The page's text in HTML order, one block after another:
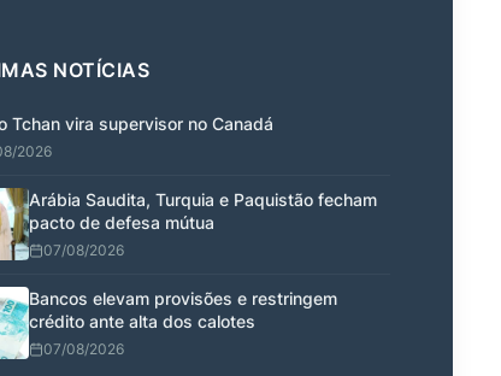
NOTÍCIAS
Tchan vira supervisor no Canadá
2026
Arábia Saudita, Turquia e Paquistão fecham
pacto de defesa mútua
07/08/2026
Bancos elevam provisões e restringem
crédito ante alta dos calotes
07/08/2026